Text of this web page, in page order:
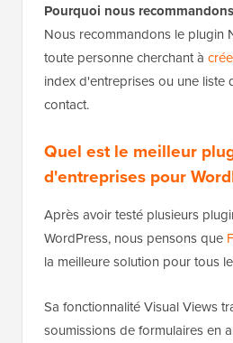
Pourquoi nous
Nous recommandons le plugin
toute personne cherchant à
index d'entreprises ou une liste
contact.
Quel est le meilleur
d'entreprises pour
Après avoir testé plusieurs
WordPress, nous pensons que
la meilleure solution pour tous
Sa fonctionnalité Visual Views
soumissions de formulaires en